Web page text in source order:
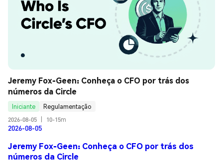
Jeremy Fox-Geen: Conheça o CFO por trás dos
números da Circle
Iniciante
Regulamentação
2026-08-05
10-15m
2026-08-05
Jeremy Fox-Geen: Conheça o CFO por trás dos
números da Circle